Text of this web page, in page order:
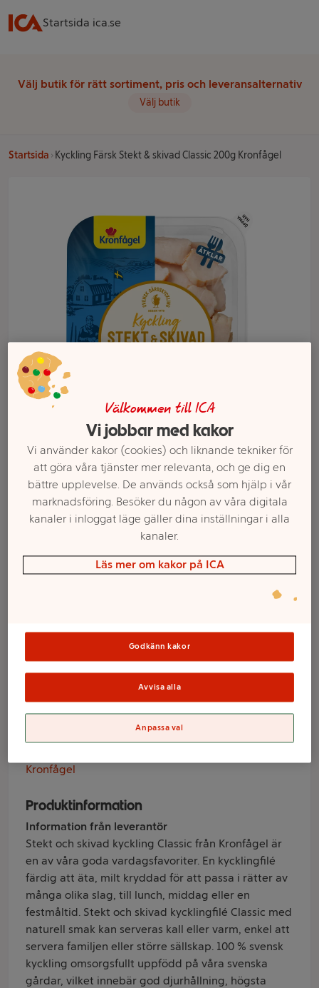
Startsida ica.se
Välj butik för rätt sortiment, pris och leveransalternativ
Välj butik
Startsida Kyckling Färsk Stekt & skivad Classic 200g Kronfågel
Stekt & skivad
Classic 200g
Kronfågel
Varumärke
Kronfågel
Produktinformation
Information från leverantör
Stekt och skivad kyckling Classic från Kronfågel är
en av våra goda vardagsfavoriter. En kycklingfilé
färdig att äta, milt kryddad för att passa i rätter av
många olika slag, till lunch, middag eller en
festmåltid. Stekt och skivad kycklingfilé Classic med
naturell smak kan serveras kall eller varm, enkel att
servera familjen eller större sällskap. 100 % svensk
kyckling omsorgsfullt uppfödd på våra svenska
gårdar, vilket innebär god djurhållning, högsta
Välj butik och handla
Sortimentet kan variera mellan butikerna
Välkommen till ICA
Vi jobbar med kakor
Vi använder kakor (cookies) och liknande tekniker för
att göra våra tjänster mer relevanta, och ge dig en
bättre upplevelse. De används också som hjälp i vår
marknadsföring. Besöker du någon av våra digitala
kanaler i inloggat läge gäller dina inställningar i alla
kanaler.
Läs mer om kakor på ICA
Godkänn kakor
Avvisa alla
Anpassa val